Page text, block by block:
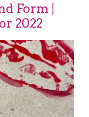
Form |
2022